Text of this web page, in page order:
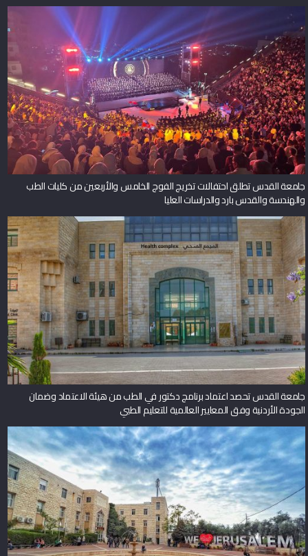
جامعة القدس تطلق احتفالات تخريج الفوج الخامس والأربعين من كليات الطب
والهندسة والقدس بارد والدراسات العليا
جامعة القدس تحصد اعتماد برنامج دكتور في الطب من هيئة الاعتماد وضمان
الجودة الأردنية وفق المعايير العالمية للتعليم الطبي